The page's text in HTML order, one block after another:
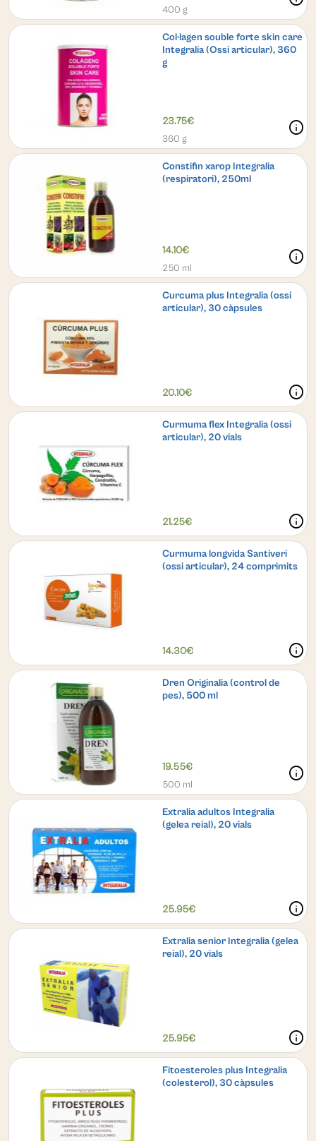
400 g
Col·lagen souble forte skin care
Integralia (Ossi articular), 360
g
23.75€
360 g
info
Constifin xarop Integralia
(respiratori), 250ml
14.10€
250 ml
info
Curcuma plus Integralia (ossi
articular), 30 càpsules
20.10€ info
Curmuma flex Integralia (ossi
articular), 20 vials
21.25€ info
Curmuma longvida Santiveri
(ossi articular), 24 comprimits
14.30€ info
Dren Originalia (control de
pes), 500 ml
19.55€
500 ml
info
Extralia adultos Integralia
(gelea reial), 20 vials
25.95€ info
Extralia senior Integralia (gelea
reial), 20 vials
25.95€ info
Fitoesteroles plus Integralia
(colesterol), 30 càpsules